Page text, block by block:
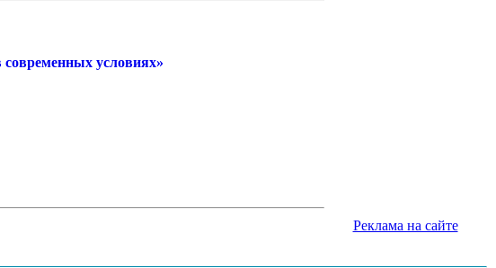
условиях»
Реклама на сайте